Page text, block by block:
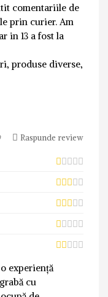
comentariile de
prin curier. Am
in 13 a fost la
produse diverse,
Raspunde review
experiență
cu